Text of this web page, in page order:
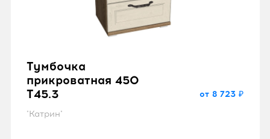
Тумбочка
прикроватная 450
T45.3
"Катрин"
от 8 723 ₽